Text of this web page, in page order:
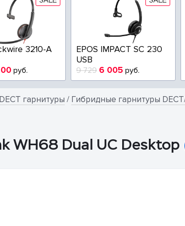
3210-A
руб.
EPOS IMPACT SC 230
USB
9 729 6 005 руб.
DECT гарнитуры / Гибридные гарнитуры
WH68 Dual UC Desktop